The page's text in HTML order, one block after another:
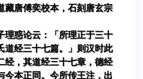
藏唐傅奕校本，石刻唐玄宗
理惑论云：「所理正于三十
道经三十七篇。」则汉时此
经，其道经三十七章，德经
今本正同。今所传王注，出